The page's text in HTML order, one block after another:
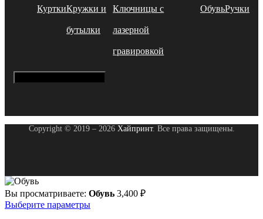
КурткиКружки и
бутылки
Ключницы с
лазерной
гравировкой
ОбувьРучки
Copyright © 2019 – 2026 Хайпринт. Все права защищены.
Вы просматриваете: Обувь 3,400 ₽
Выберите параметры